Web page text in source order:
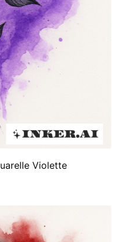
Violette